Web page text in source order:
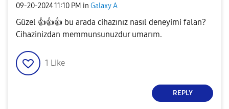
‎09-20-202411:10 PM in Galaxy A
Güzel 👍👍👍 bu arada cihazınız nasıl deneyimi falan?
Cihazinizdan memmunsunuzdur umarım.
1 Like
REPLY